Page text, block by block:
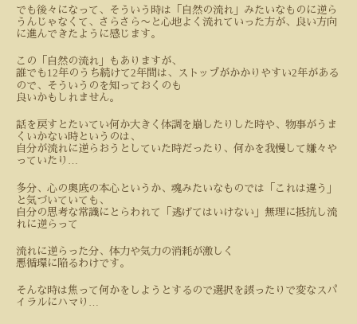
でも後々になって、そういう時は「自然の流れ」みたいなものに逆ら
うんじゃなくて、さらさら〜と心地よく流れていった方が、良い方向
に進んできたように感じます。
この「自然の流れ」もありますが、
誰でも 12年のうち続けて2年間は、ストップがかかりやすい2年がある
ので、そういうのを知っておくのも
良いかもしれません。
話を戻すとたいてい何か大きく体調を崩したりした時や、物事がうま
くいかない時というのは、
自分が流れに逆らおうとしていた時だったり、何かを我慢して嫌々や
っていたり …
多分、心の奥底の本心というか、魂みたいなものでは「これは違う」
と気づいていても、
自分の思考な常識にとらわれて「逃げてはいけない」無理に抵抗し流
れに逆らって
流れに逆らった分、体力や気力の消耗が激しく
悪循環に陥るわけです。
そんな時は焦って何かをしようとするので選択を誤ったりで変なスパ
イラルにハマり …